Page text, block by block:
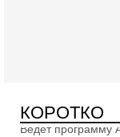
КОРОТКО
ЦАХАЛа в
Ведет программу